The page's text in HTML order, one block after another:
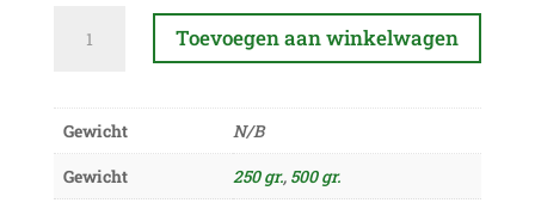
komijn
Toevoegen aan winkelwagen
l
r
Gewicht
N/B
Gewicht
250 gr., 500 gr.